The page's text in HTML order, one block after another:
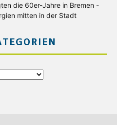
die 60er-Jahre in Bremen -
mitten in der Stadt